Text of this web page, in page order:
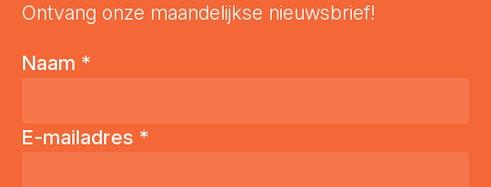
Ontvang onze maandelijkse nieuwsbrief!
Naam *
E-mailadres *